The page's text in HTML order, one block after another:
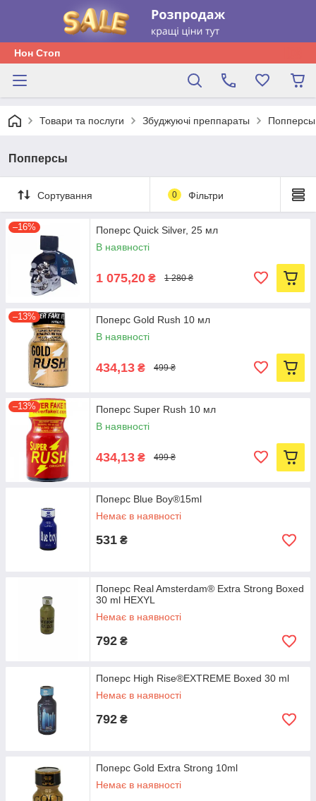
Нон Стоп
Товари та послуги Збуджуючі преппараты Попперсы
Попперсы
Сортування 0 Фільтри
–16%
Поперс Quick Silver, 25 мл
В наявності
1 075,20 ₴ 1 280 ₴
–13%
Поперс Gold Rush 10 мл
В наявності
434,13 ₴ 499 ₴
–13%
Поперс Super Rush 10 мл
В наявності
434,13 ₴ 499 ₴
Поперс Blue Boy®15ml
Немає в наявності
531 ₴
Поперс Real Amsterdam® Extra Strong Boxed
30 ml HEXYL
Немає в наявності
792 ₴
Поперс High Rise®EXTREME Boxed 30 ml
Немає в наявності
792 ₴
Поперс Gold Extra Strong 10ml
Немає в наявності